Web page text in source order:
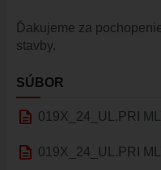
VAJNORSKÉ RYBNÍKY
VAJNORSKÉ VINOHRADY
KONTAKTY
REFERÁTY
Ďakujeme za
stavby.
SÚBOR
description 019X_24_UL.PRI
description 019X_24_UL.PRI